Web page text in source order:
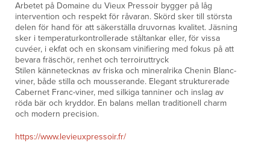
Arbetet på Domaine du Vieux Pressoir bygger på låg
intervention och respekt för råvaran. Skörd sker till största
delen för hand för att säkerställa druvornas kvalitet. Jäsning
sker i temperaturkontrollerade ståltankar eller, för vissa
cuvéer, i ekfat och en skonsam vinifiering med fokus på att
bevara fräschör, renhet och terroiruttryck
Stilen kännetecknas av friska och mineralrika Chenin Blanc-
viner, både stilla och mousserande. Elegant strukturerade
Cabernet Franc-viner, med silkiga tanniner och inslag av
röda bär och kryddor. En balans mellan traditionell charm
och modern precision.
https://www.levieuxpressoir.fr/